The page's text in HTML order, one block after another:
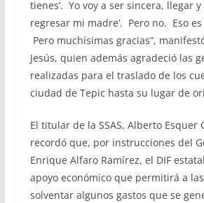
tienes’. Yo voy a ser sincera, llegar y
regresar mi madre’. Pero no. Eso
Pero muchísimas gracias”,
Jesús, quien además agradeció las
realizadas para el traslado de los
ciudad de Tepic hasta su lugar de
El titular de la SSAS, Alberto Esquer
recordó que, por instrucciones del
Enrique Alfaro Ramírez, el DIF
apoyo económico que permitirá a
solventar algunos gastos que se